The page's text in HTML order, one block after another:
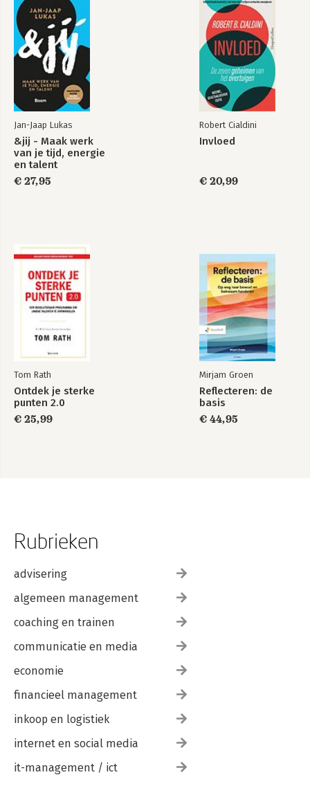
Jan-Jaap Lukas
&jij - Maak werk
van je tijd, energie
en talent
€ 27,95
Robert Cialdini
Invloed
€ 20,99
Tom Rath
Ontdek je sterke
punten 2.0
€ 25,99
Mirjam Groen
Reflecteren: de
basis
€ 44,95
Rubrieken
advisering
algemeen management
coaching en trainen
communicatie en media
economie
financieel management
inkoop en logistiek
internet en social media
it-management / ict